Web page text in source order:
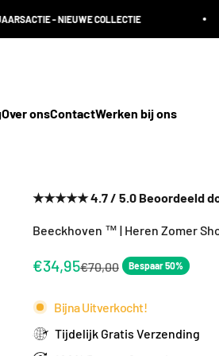
COLLECTIE
Over onsContactWerken bij ons
★★★★★ 4.7 / 5.0 Beoordeeld
Beeckhoven ™ | Heren Zomer
Aanbiedingsprijs
€34,95Normale prijs
€70,00 Bespaar 50%
Bijna Uitverkocht!
Tijdelijk Gratis Verzending